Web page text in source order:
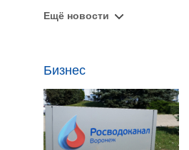
Ещё новости
Бизнес